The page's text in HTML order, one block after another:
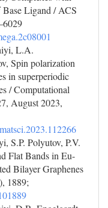
Ligand / ACS
L.A.
Spin polarization
in superperiodic
/ Computational
August 2023,
S.P. Polyutov, P.V.
Flat Bands in Eu-
Bilayer Graphenes
1889;